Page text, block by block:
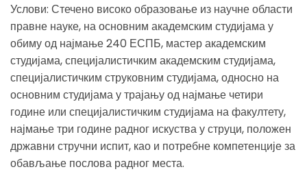
Услови: Стечено високо образовање из научне области
правне науке, на основним академским студијама у
обиму од најмање 240 ЕСПБ, мастер академским
студијама, специјалистичким академским студијама,
специјалистичким струковним студијама, односно на
основним студијама у трајању од најмање четири
године или специјалистичким студијама на факултету,
најмање три године радног искуства у струци, положен
државни стручни испит, као и потребне компетенције за
обављање послова радног места.